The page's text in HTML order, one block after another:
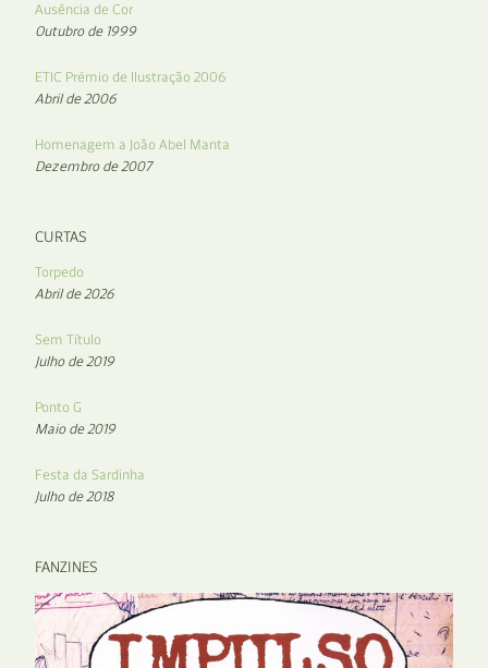
Ausência de Cor
Outubro de 1999
ETIC Prémio de Ilustração 2006
Abril de 2006
Homenagem a João Abel Manta
Dezembro de 2007
CURTAS
Torpedo
Abril de 2026
Sem Título
Julho de 2019
Ponto G
Maio de 2019
Festa da Sardinha
Julho de 2018
FANZINES